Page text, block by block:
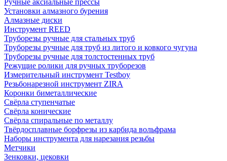
Ручные аксиальные прессы
Установки алмазного бурения
Алмазные диски
Инструмент REED
Труборезы ручные для стальных труб
Труборезы ручные для труб из литого и ковкого чугуна
Труборезы ручные для толстостенных труб
Режущие ролики для ручных труборезов
Измерительный инструмент Testboy
Резьбонарезной инструмент ZIRA
Коронки биметаллические
Свёрла ступенчатые
Свёрла конические
Свёрла спиральные по металлу
Твёрдосплавные борфрезы из карбида вольфрама
Наборы инструмента для нарезания резьбы
Метчики
Зенковки, цековки